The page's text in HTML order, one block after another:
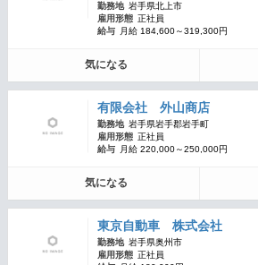
勤務地 岩手県北上市
雇用形態 正社員
給与
月給 184,600～319,300円
気になる
有限会社 外山商店
勤務地 岩手県岩手郡岩手町
雇用形態 正社員
給与
月給 220,000～250,000円
気になる
東京自動車 株式会社
勤務地 岩手県奥州市
雇用形態 正社員